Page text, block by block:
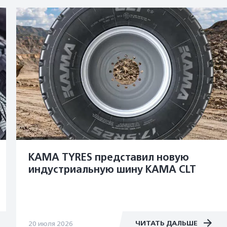
KAMA TYRES представил новую
индустриальную шину KAMA CLT
20 июля 2026 ЧИТАТЬ ДАЛЬШЕ